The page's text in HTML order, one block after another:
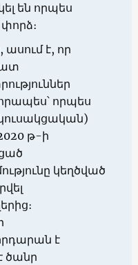
են որպես
ասում է, որ
որպես
թ-ի
կեղծված
է
ծանր